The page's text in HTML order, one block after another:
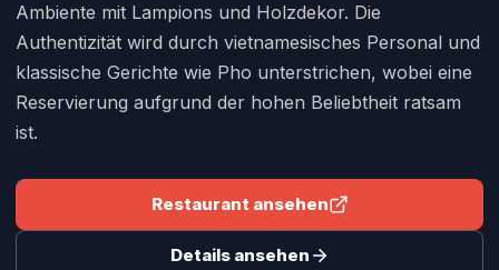
Ambiente mit Lampions und Holzdekor. Die
Authentizität wird durch vietnamesisches Personal und
klassische Gerichte wie Pho unterstrichen, wobei eine
Reservierung aufgrund der hohen Beliebtheit ratsam
ist.
Restaurant ansehen
Details ansehen